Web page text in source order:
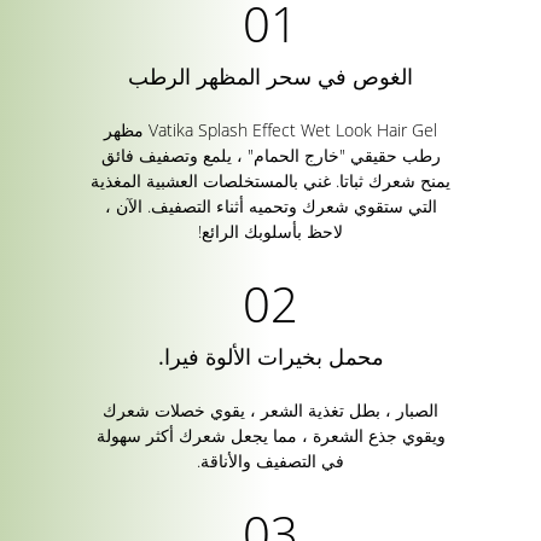
الغوص في سحر المظهر الرطب
Vatika Splash Effect Wet Look Hair Gel مظهر
رطب حقيقي "خارج الحمام" ، يلمع وتصفيف فائق
يمنح شعرك ثباتا. غني بالمستخلصات العشبية المغذية
التي ستقوي شعرك وتحميه أثناء التصفيف. الآن ،
لاحظ بأسلوبك الرائع!
محمل بخيرات الألوة فيرا.
الصبار ، بطل تغذية الشعر ، يقوي خصلات شعرك
ويقوي جذع الشعرة ، مما يجعل شعرك أكثر سهولة
في التصفيف والأناقة.